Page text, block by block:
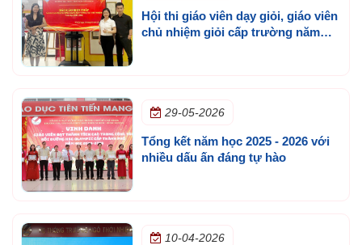
Hội thi giáo viên dạy giỏi, giáo viên
chủ nhiệm giỏi cấp trường năm
29-05-2026
Tổng kết năm học 2025 - 2026 với
nhiều dấu ấn đáng tự hào
10-04-2026